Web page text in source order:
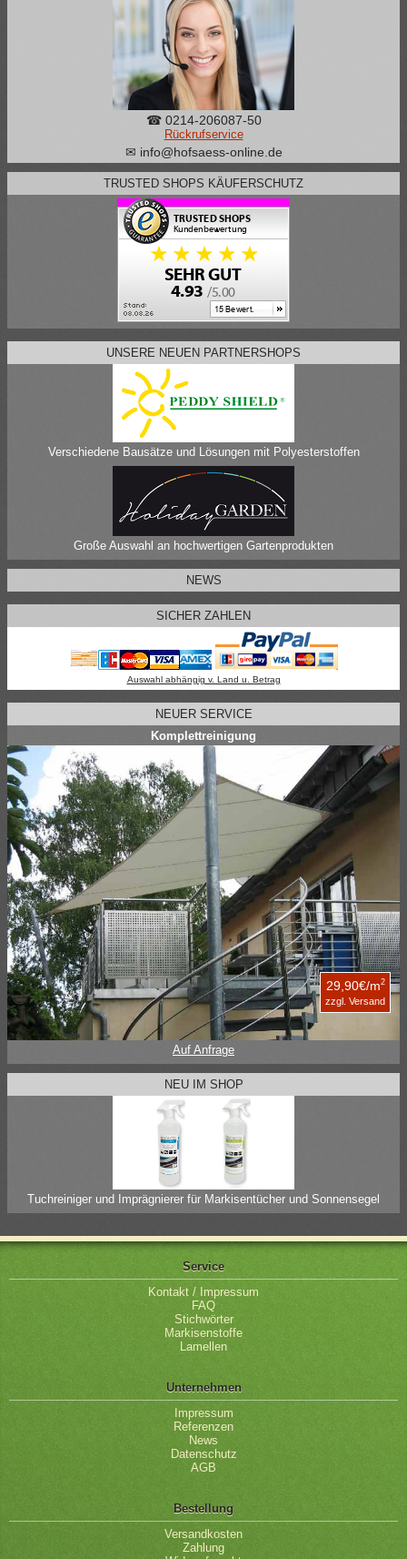
☎ 0214-206087-50
Rückrufservice
✉ info@hofsaess-online.de
TRUSTED SHOPS KÄUFERSCHUTZ
UNSERE NEUEN PARTNERSHOPS
Verschiedene Bausätze und Lösungen mit Polyesterstoffen
Große Auswahl an hochwertigen Gartenprodukten
NEWS
SICHER ZAHLEN
Auswahl abhängig v. Land u. Betrag
NEUER SERVICE
Komplettreinigung
29,90€/m2
zzgl. Versand
Auf Anfrage
NEU IM SHOP
Tuchreiniger und Imprägnierer für Markisentücher und Sonnensegel
Service
Kontakt / Impressum
FAQ
Stichwörter
Markisenstoffe
Lamellen
Unternehmen
Impressum
Referenzen
News
Datenschutz
AGB
Bestellung
Versandkosten
Zahlung